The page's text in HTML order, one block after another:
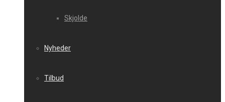
Skjolde
Nyheder
Tilbud